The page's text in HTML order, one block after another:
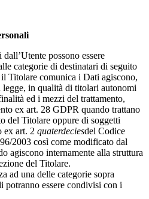
possono essere
categorie di destinatari di seguito
Titolare comunica i Dati agiscono,
legge, in qualità di titolari autonomi
ed i mezzi del trattamento,
ex art. 28 GDPR quando trattano
del Titolare oppure di soggetti
ex art. 2 quaterdeciesdel Codice
2003 così come modificato dal
agiscono internamente alla struttura
del Titolare.
ad una delle categorie sopra
potranno essere condivisi con i